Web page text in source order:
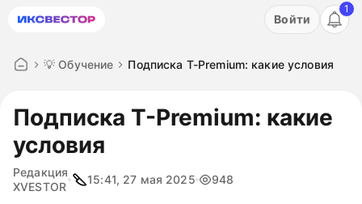
Акция: бесплатный пробный период на 3 дня!
Войти
1
💡 Обучение Подписка T-Premium: какие условия
Подписка T-Premium: какие
условия
Редакция
XVESTOR
15:41, 27 мая 2025 948